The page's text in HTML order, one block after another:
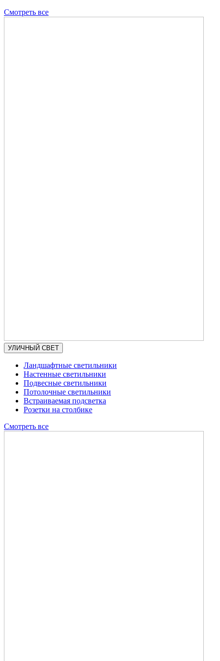
Смотреть все
УЛИЧНЫЙ СВЕТ
Ландшафтные светильники
Настенные светильники
Подвесные светильники
Потолочные светильники
Встраиваемая подсветка
Розетки на столбике
Смотреть все